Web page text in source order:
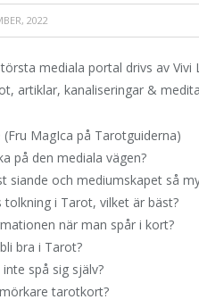
2022
mediala portal drivs av
artiklar, kanaliseringar &
(Fru MagIca på Tarotguiderna)
på den mediala vägen?
siande och mediumskapet så
tolkning i Tarot, vilket är bäst?
när man spår i kort?
bra i Tarot?
spå sig själv?
tarotkort?